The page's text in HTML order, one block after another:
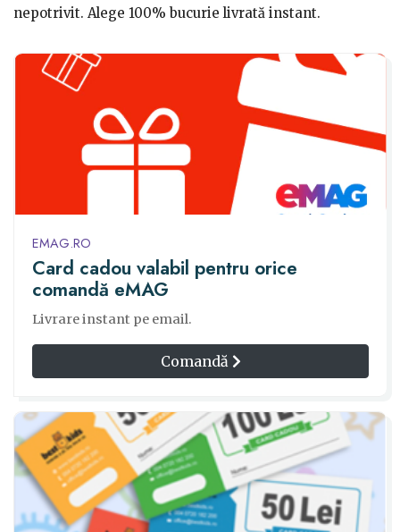
nepotrivit. Alege 100% bucurie livrată instant.
EMAG.RO
Card cadou valabil pentru orice
comandă eMAG
Livrare instant pe email.
Comandă